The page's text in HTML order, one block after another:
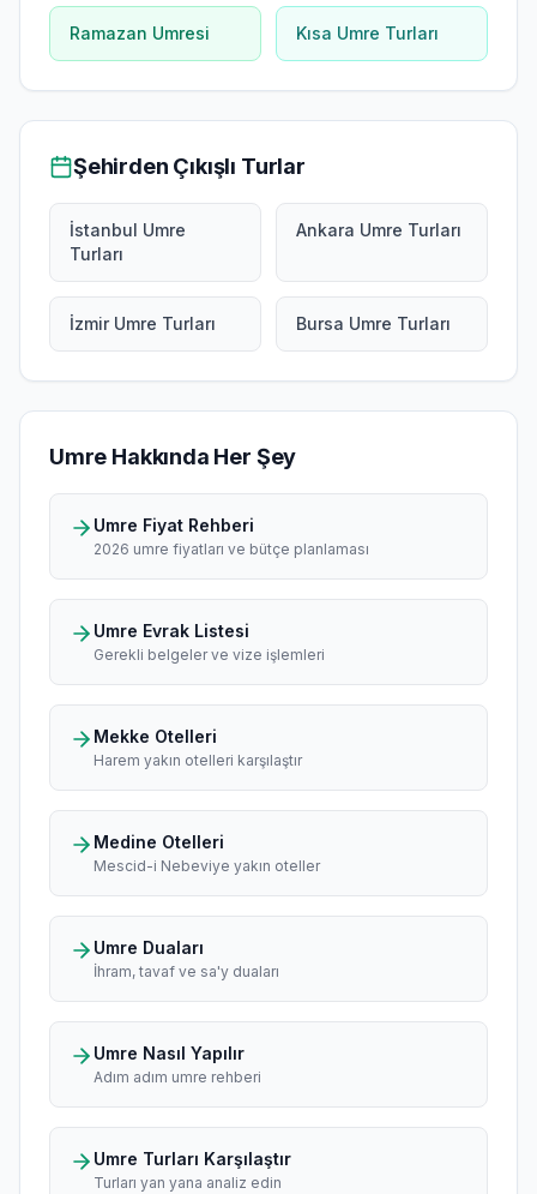
Ramazan Umresi Kısa Umre Turları
Şehirden Çıkışlı Turlar
İstanbul Umre
Turları
Ankara Umre Turları
İzmir Umre Turları Bursa Umre Turları
Umre Hakkında Her Şey
Umre Fiyat Rehberi
2026 umre fiyatları ve bütçe planlaması
Umre Evrak Listesi
Gerekli belgeler ve vize işlemleri
Mekke Otelleri
Harem yakın otelleri karşılaştır
Medine Otelleri
Mescid-i Nebeviye yakın oteller
Umre Duaları
İhram, tavaf ve sa'y duaları
Umre Nasıl Yapılır
Adım adım umre rehberi
Umre Turları Karşılaştır
Turları yan yana analiz edin